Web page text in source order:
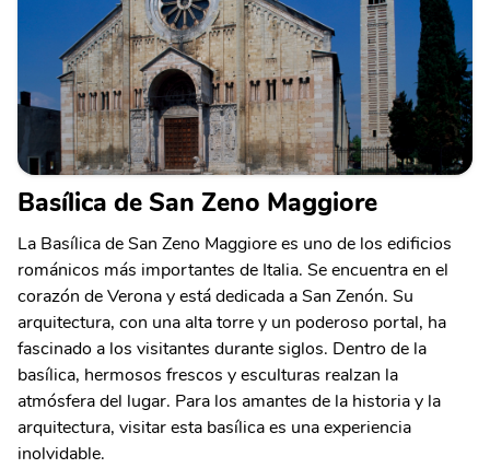
Basílica de San Zeno Maggiore
La Basílica de San Zeno Maggiore es uno de los edificios
románicos más importantes de Italia. Se encuentra en el
corazón de Verona y está dedicada a San Zenón. Su
arquitectura, con una alta torre y un poderoso portal, ha
fascinado a los visitantes durante siglos. Dentro de la
basílica, hermosos frescos y esculturas realzan la
atmósfera del lugar. Para los amantes de la historia y la
arquitectura, visitar esta basílica es una experiencia
inolvidable.